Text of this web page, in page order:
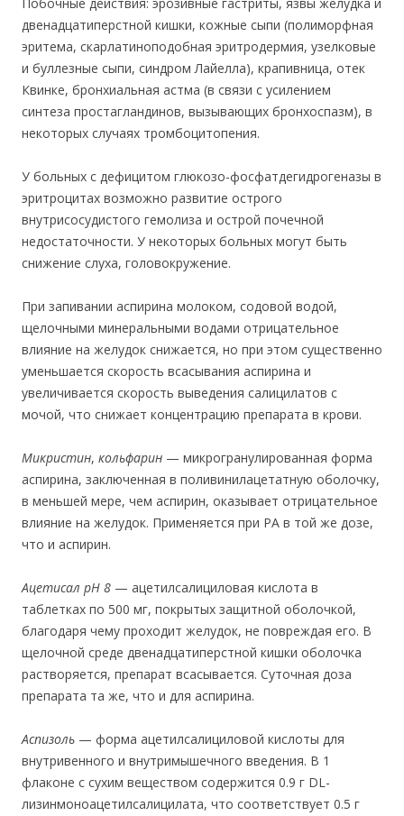
двенадцатиперстной кишки, кожные сыпи (полиморфная
эритема, скарлатиноподобная эритродермия, узелковые
и буллезные сыпи, синдром Лайелла), крапивница, отек
Квинке, бронхиальная астма (в связи с усилением
синтеза простагландинов, вызывающих бронхоспазм), в
некоторых случаях тромбоцитопения.
У больных с дефицитом глюкозо-фосфатдегидрогеназы в
эритроцитах возможно развитие острого
внутрисосудистого гемолиза и острой почечной
недостаточности. У некоторых больных могут быть
снижение слуха, головокружение.
При запивании аспирина молоком, содовой водой,
щелочными минеральными водами отрицательное
влияние на желудок снижается, но при этом существенно
уменьшается скорость всасывания аспирина и
увеличивается скорость выведения салицилатов с
мочой, что снижает концентрацию препарата в крови.
Микристин, кольфарин — микрогранулированная форма
аспирина, заключенная в поливинилацетатную оболочку,
в меньшей мере, чем аспирин, оказывает отрицательное
влияние на желудок. Применяется при РА в той же дозе,
что и аспирин.
Ацетисал pH 8 — ацетилсалициловая кислота в
таблетках по 500 мг, покрытых защитной оболочкой,
благодаря чему проходит желудок, не повреждая его. В
щелочной среде двенадцатиперстной кишки оболочка
растворяется, препарат всасывается. Суточная доза
препарата та же, что и для аспирина.
Аспизоль — форма ацетилсалициловой кислоты для
внутривенного и внутримышечного введения. В 1
флаконе с сухим веществом содержится 0.9 г DL-
лизинмоноацетилсалицилата, что соответствует 0.5 г